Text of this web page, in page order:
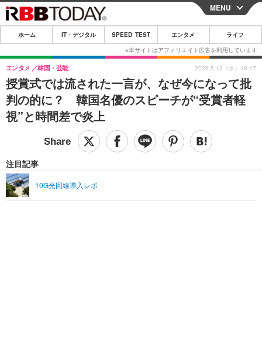
CLOSE
ホーム
IT・デジタル
IT・デジタルTOP スマートフォン
ネタ
ショッピング その他
SPEED TEST
エンタメ
エンタメTOP 映画・ドラマ
音楽
ペット
リリース一覧
プッシュ通知の停止方法
MENU
ホーム IT・デジタル SPEED TEST エンタメ ライフ
授賞式では流された一言が、なぜ今になって批
判の的に？ 韓国名優のスピーチが“受賞者軽
視”と時間差で炎上
エンタメ 韓国・芸能
注目記事
10G光回線導入レポ
2026.5.13（水）18:17